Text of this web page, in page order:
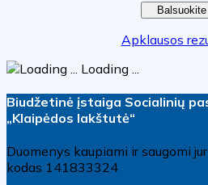
Apklausos
Loading ...
Biudžetinė įstaiga Socialinių
„Klaipėdos lakštutė“
Duomenys kaupiami ir saugomi
kodas 141833324